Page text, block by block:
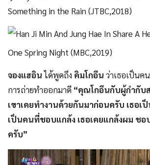
Something in the Rain (JTBC,2018)
One Spring Night (MBC,2019)
จองแฮอินได้พูดถึง คิมโกอึน ว่าเธอเป็นค
การถ่ายทำออกมาดี “คุณโกอึนกับผู้กำกับ
เขาเคยทำงานด้วยกันมาก่อนครับ เธอเ
เป็นคนที่ชอบแกล้ง เธอเคยแกล้งผม ชอ
ครับ”